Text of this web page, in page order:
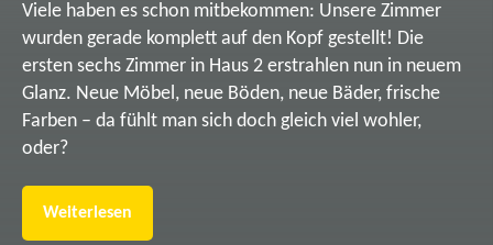
Viele haben es schon mitbekommen: Unsere Zimmer
wurden gerade komplett auf den Kopf gestellt! Die
ersten sechs Zimmer in Haus 2 erstrahlen nun in neuem
Glanz. Neue Möbel, neue Böden, neue Bäder, frische
Farben – da fühlt man sich doch gleich viel wohler,
oder?
Weiterlesen